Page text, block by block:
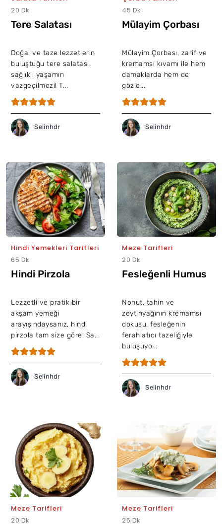
20 Dk
Tere Salatası
Doğal ve taze lezzetlerin
buluştuğu tere salatası,
sağlıklı yaşamın
vazgeçilmezi! T...
Selinhdr
45 Dk
Mülayim Çorbası
Mülayim Çorbası, zarif ve
kremamsı kıvamı ile hem
damaklarda hem de
gözle...
Selinhdr
Hindi Yemekleri Tarifleri
65 Dk
Hindi Pirzola
Lezzetli ve pratik bir
akşam yemeği
arayışındaysanız, hindi
pirzola tam size göre! Sa...
Selinhdr
Meze Tarifleri
20 Dk
Fesleğenli Humus
Nohut, tahin ve
zeytinyağının kremamsı
dokusu, fesleğenin
ferahlatıcı tazeliğiyle
buluşuyo...
Selinhdr
Meze Tarifleri
20 Dk
Meze Tarifleri
25 Dk